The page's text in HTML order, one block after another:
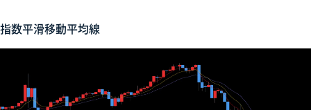
指数平滑移動平均線